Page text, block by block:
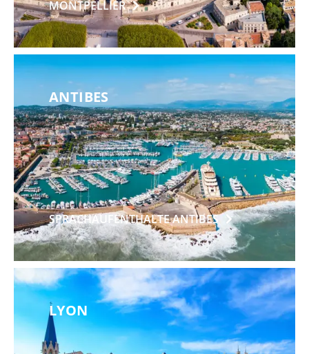
MONTPELLIER
ANTIBES
SPRACHAUFENTHALTEANTIBES
LYON